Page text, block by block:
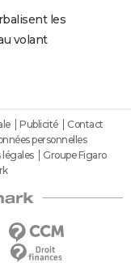
les
volant
Publicité
Contact
personnelles
légales
Groupe Figaro